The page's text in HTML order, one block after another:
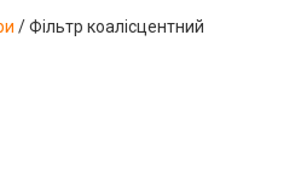
/Фільтр коалісцентний